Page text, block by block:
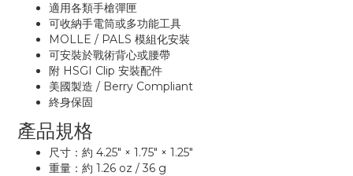
適用各類手槍彈匣
可收納手電筒或多功能工具
MOLLE / PALS 模組化安裝
可安裝於戰術背心或腰帶
附 HSGI Clip 安裝配件
美國製造 / Berry Compliant
終身保固
產品規格
尺寸：約 4.25" × 1.75" × 1.25"
重量：約 1.26 oz / 36 g